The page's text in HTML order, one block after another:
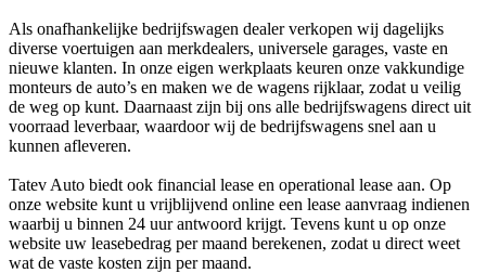
Als onafhankelijke bedrijfswagen dealer verkopen wij dagelijks
diverse voertuigen aan merkdealers, universele garages, vaste en
nieuwe klanten. In onze eigen werkplaats keuren onze vakkundige
monteurs de auto’s en maken we de wagens rijklaar, zodat u veilig
de weg op kunt. Daarnaast zijn bij ons alle bedrijfswagens direct uit
voorraad leverbaar, waardoor wij de bedrijfswagens snel aan u
kunnen afleveren.
Tatev Auto biedt ook financial lease en operational lease aan. Op
onze website kunt u vrijblijvend online een lease aanvraag indienen
waarbij u binnen 24 uur antwoord krijgt. Tevens kunt u op onze
website uw leasebedrag per maand berekenen, zodat u direct weet
wat de vaste kosten zijn per maand.